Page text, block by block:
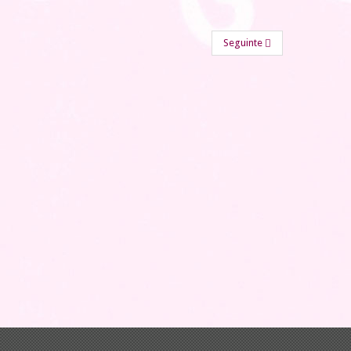
Seguinte